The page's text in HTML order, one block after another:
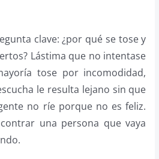
clave: ¿por qué se tose y
Lástima que no intentase
tose por incomodidad,
le resulta lejano sin que
no ríe porque no es feliz.
una persona que vaya